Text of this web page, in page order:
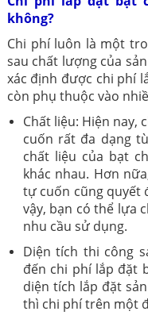
không?
Chi phí luôn là một
sau chất lượng của
xác định được chi phí
còn phụ thuộc vào
Chất liệu: Hiện nay,
cuốn rất đa dạng
chất liệu của bạt
khác nhau. Hơn
tự cuốn cũng quyết
vậy, bạn có thể lựa
nhu cầu sử dụng.
Diện tích thi công
đến chi phí lắp đặt
diện tích lắp đặt
thì chi phí trên một